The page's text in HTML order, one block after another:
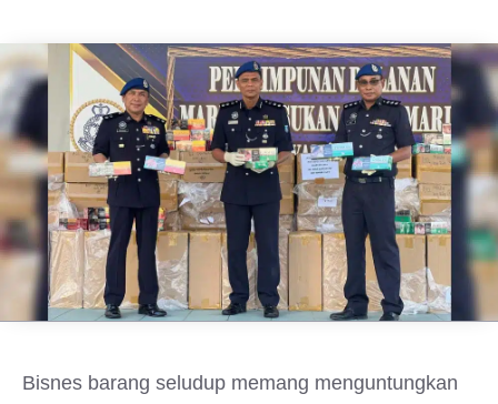
Bisnes barang seludup memang menguntungkan